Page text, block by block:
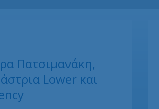
Πατσιμανάκη,
Lower και